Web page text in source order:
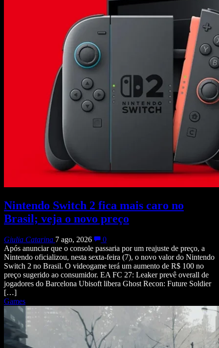
Nintendo Switch 2 fica mais caro no
Brasil; veja o novo preço
Giulia Catarina 7 ago, 2026
0
Após anunciar que o console passaria por um reajuste de preço, a
Nintendo oficializou, nesta sexta-feira (7), o novo valor do Nintendo
Switch 2 no Brasil. O videogame terá um aumento de R$ 100 no
preço sugerido ao consumidor. EA FC 27: Leaker prevê overall de
jogadores do Barcelona Ubisoft libera Ghost Recon: Future Soldier
[…]
Games